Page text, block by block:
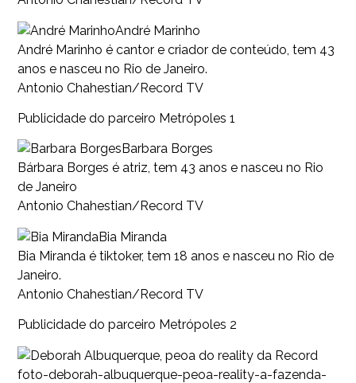
André Marinho
André Marinho é cantor e criador de conteúdo, tem 43
anos e nasceu no Rio de Janeiro.
Antonio Chahestian/Record TV
Publicidade do parceiro Metrópoles 1
Barbara Borges
Bárbara Borges é atriz, tem 43 anos e nasceu no Rio
de Janeiro
Antonio Chahestian/Record TV
Bia Miranda
Bia Miranda é tiktoker, tem 18 anos e nasceu no Rio de
Janeiro.
Antonio Chahestian/Record TV
Publicidade do parceiro Metrópoles 2
foto-deborah-albuquerque-peoa-reality-a-fazenda-